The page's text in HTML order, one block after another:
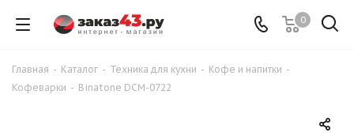
0
Главная - Каталог - Техника для кухни - Кофе и напитки -
Кофеварки - Binatone DCM-0722